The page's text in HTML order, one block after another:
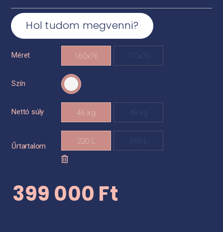
Hol tudom megvenni?
Méret 160x76 170x76
Szín
Nettó súly 46 kg 48 kg
Űrtartalom
220 L 240 L
399 000 Ft